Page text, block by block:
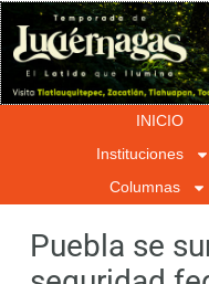
INICIO
Instituciones
Columnas
Puebla se